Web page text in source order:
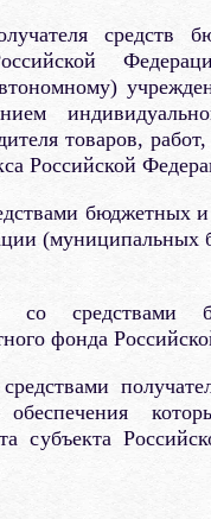
средств
товаров,
Российской
бюджетных
средствами
фонда
субъекта